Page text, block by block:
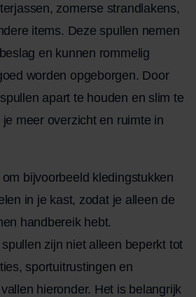
zomerse strandlakens,
items. Deze spullen nemen
en kunnen rommelig
worden opgeborgen. Door
apart te houden en slim te
meer overzicht en ruimte in
bijvoorbeeld kledingstukken
in je kast, zodat je alleen de
handbereik hebt.
zijn niet alleen beperkt tot
sportuitrustingen en
hieronder. Het is belangrijk